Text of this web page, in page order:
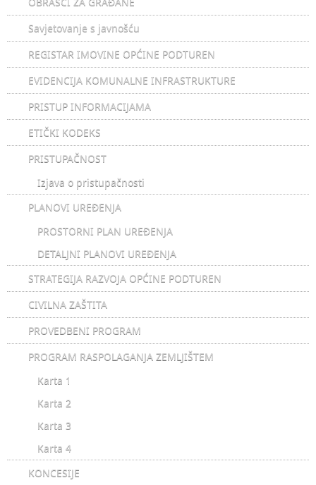
Savjetovanje s javnošću
REGISTAR IMOVINE OPĆINE PODTUREN
EVIDENCIJA KOMUNALNE INFRASTRUKTURE
PRISTUP INFORMACIJAMA
ETIČKI KODEKS
PRISTUPAČNOST
Izjava o pristupačnosti
PLANOVI UREĐENJA
PROSTORNI PLAN UREĐENJA
DETALJNI PLANOVI UREĐENJA
STRATEGIJA RAZVOJA OPĆINE PODTUREN
CIVILNA ZAŠTITA
PROVEDBENI PROGRAM
PROGRAM RASPOLAGANJA ZEMLJIŠTEM
Karta 1
Karta 2
Karta 3
Karta 4
KONCESIJE